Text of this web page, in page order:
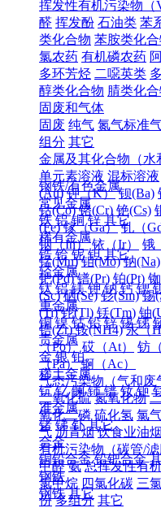
挥发性有机污染物（
醛 挥发酚 石油类 苯
类化合物 苯胺类化合
氯农药 有机磷农药
多环芳烃 二噁英类
醇类化合物 腈类化
固废和气体
固废 纯气 氮气标准
组分 其它
金属及其化合物（水
单元素溶液 混标溶液
(Au) 钾（K） 钡(Ba)
钴(Co) 铬(Cr) 铯(Cs)
(Fe) 镓（Ga） 钆（Gd
铟（In） 铱（Ir） 锇
锰(Mn) 钼(Mo) 钠(Na)
钯(Pd) 镨(Pr) 铂(Pt)
(Sc) 硒(Se) 钐(Sm) 锡
(Ti) 铊(Tl) 铥(Tm) 铀
锆(Zr) 铵(NH4) 汞（
（Po） 砹（At） 钫
（Pa） 锕（Ac）
气态污染物（气和废
二氧化硫 氮氧化物
氧化二磷 硫化氢 氯
气 沥青烟 饮食业油烟
有机污染物（碳管/
甲醛 氨 总挥发性有
氯甲烷 四氯化碳 三
份 多组分 其它
钢铁/有色金属
常见金属
铁 铝 铜 锌 其它
稀有金属
锆 铪 铌 钽 其它
轻金属
钛 铝 镁 钾 钠 钙 锶
重金属
铜 镍 钴 铅 锌 锡 锑
贵金属
金 银 铂
稀土金属
钪 钇 镧 铈 镨 钕 钷
准金属
锗 锑 钋 其它
合金
铜铅合金 铅钯合金
钢铁
钢铁 其它